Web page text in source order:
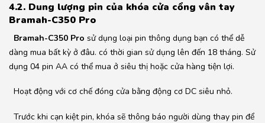
4.2. Dung lượng pin của khóa cửa cổng vân tay
Bramah-C350 Pro
Bramah-C350 Pro sử dụng loại pin thông dụng bạn có thể dễ
dàng mua bất kỳ ở đâu. có thời gian sử dụng lên đến 18 tháng. Sử
dụng 04 pin AA có thể mua ở siêu thị hoặc cửa hàng tiện lợi.
Hoạt động với cơ chế đóng cửa bằng động cơ DC siêu nhỏ.
Trước khi cạn kiệt pin, khóa sẽ thông báo người dùng thay pin để